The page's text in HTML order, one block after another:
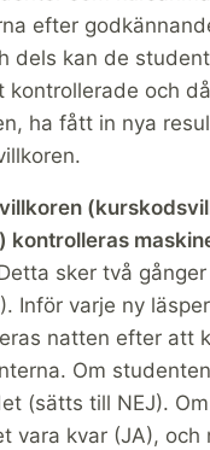
efter
dels kan de
kontrollerade och
ha fått in nya
kontrolleras
sker två
Inför varje ny
natten efter att
Om
(sätts till NEJ).
vara kvar (JA), och